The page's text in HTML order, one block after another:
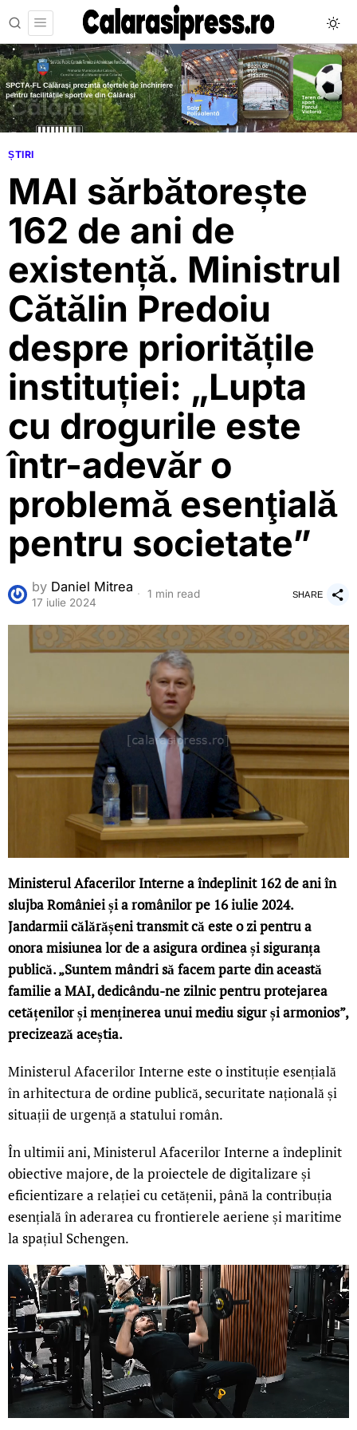
ȘTIRI
MAI sărbătorește
162 de ani de
existență. Ministrul
Cătălin Predoiu
despre prioritățile
instituției: „Lupta
cu drogurile este
într-adevăr o
problemă esenţială
pentru societate”
by Daniel Mitrea
17 iulie 2024
1 min read SHARE
Ministerul Afacerilor Interne a îndeplinit 162 de ani în
slujba României și a românilor pe 16 iulie 2024.
Jandarmii călărășeni transmit că este o zi pentru a
onora misiunea lor de a asigura ordinea și siguranța
publică. „Suntem mândri să facem parte din această
familie a MAI, dedicându-ne zilnic pentru protejarea
cetățenilor și menținerea unui mediu sigur și armonios”,
precizează aceștia.
Ministerul Afacerilor Interne este o instituție esențială
în arhitectura de ordine publică, securitate națională și
situații de urgență a statului român.
În ultimii ani, Ministerul Afacerilor Interne a îndeplinit
obiective majore, de la proiectele de digitalizare și
eficientizare a relației cu cetățenii, până la contribuția
esențială în aderarea cu frontierele aeriene și maritime
la spațiul Schengen.